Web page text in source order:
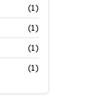
(1)
(1)
(1)
(1)